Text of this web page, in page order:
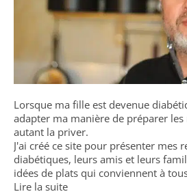
Lorsque ma fille est devenue
adapter ma manière de préparer les
autant la priver.
J'ai créé ce site pour présenter mes
diabétiques, leurs amis et leurs
idées de plats qui conviennent à
Lire la suite